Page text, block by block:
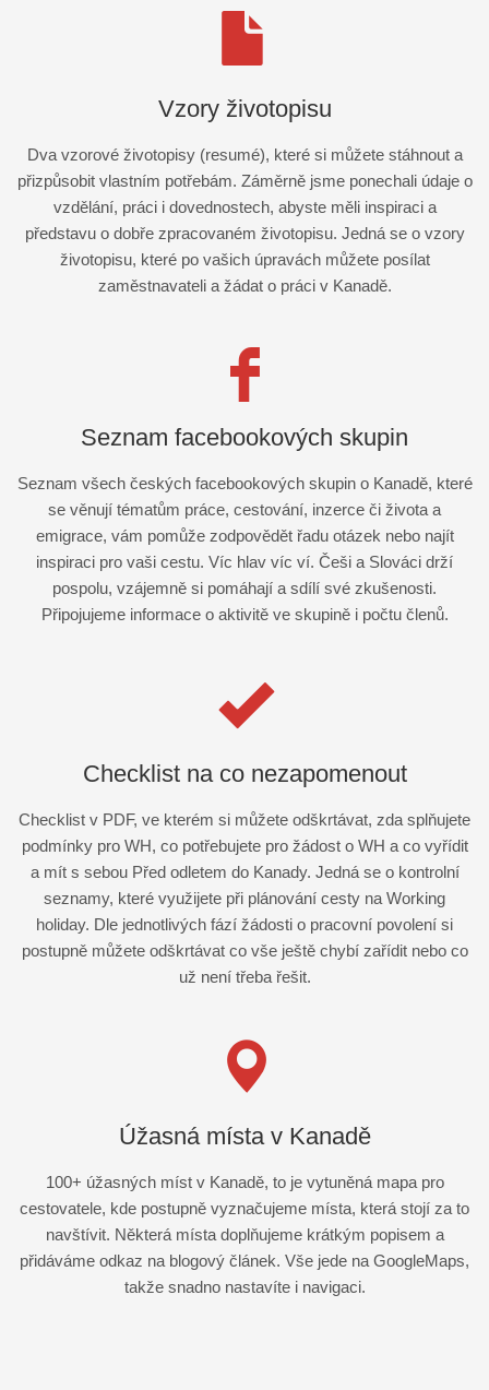
Vzory životopisu
Dva vzorové životopisy (resumé), které si můžete stáhnout a
přizpůsobit vlastním potřebám. Záměrně jsme ponechali údaje o
vzdělání, práci i dovednostech, abyste měli inspiraci a
představu o dobře zpracovaném životopisu. Jedná se o vzory
životopisu, které po vašich úpravách můžete posílat
zaměstnavateli a žádat o práci v Kanadě.
Seznam facebookových skupin
Seznam všech českých facebookových skupin o Kanadě, které
se věnují tématům práce, cestování, inzerce či života a
emigrace, vám pomůže zodpovědět řadu otázek nebo najít
inspiraci pro vaši cestu. Víc hlav víc ví. Češi a Slováci drží
pospolu, vzájemně si pomáhají a sdílí své zkušenosti.
Připojujeme informace o aktivitě ve skupině i počtu členů.
Checklist na co nezapomenout
Checklist v PDF, ve kterém si můžete odškrtávat, zda splňujete
podmínky pro WH, co potřebujete pro žádost o WH a co vyřídit
a mít s sebou Před odletem do Kanady. Jedná se o kontrolní
seznamy, které využijete při plánování cesty na Working
holiday. Dle jednotlivých fází žádosti o pracovní povolení si
postupně můžete odškrtávat co vše ještě chybí zařídit nebo co
už není třeba řešit.
Úžasná místa v Kanadě
100+ úžasných míst v Kanadě, to je vytuněná mapa pro
cestovatele, kde postupně vyznačujeme místa, která stojí za to
navštívit. Některá místa doplňujeme krátkým popisem a
přidáváme odkaz na blogový článek. Vše jede na GoogleMaps,
takže snadno nastavíte i navigaci.